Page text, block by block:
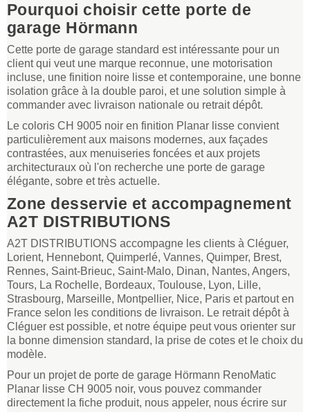
Pourquoi choisir cette porte de
garage Hörmann
Cette porte de garage standard est intéressante pour un
client qui veut une marque reconnue, une motorisation
incluse, une finition noire lisse et contemporaine, une bonne
isolation grâce à la double paroi, et une solution simple à
commander avec livraison nationale ou retrait dépôt.
Le coloris CH 9005 noir en finition Planar lisse convient
particulièrement aux maisons modernes, aux façades
contrastées, aux menuiseries foncées et aux projets
architecturaux où l'on recherche une porte de garage
élégante, sobre et très actuelle.
Zone desservie et accompagnement
A2T DISTRIBUTIONS
A2T DISTRIBUTIONS accompagne les clients à Cléguer,
Lorient, Hennebont, Quimperlé, Vannes, Quimper, Brest,
Rennes, Saint-Brieuc, Saint-Malo, Dinan, Nantes, Angers,
Tours, La Rochelle, Bordeaux, Toulouse, Lyon, Lille,
Strasbourg, Marseille, Montpellier, Nice, Paris et partout en
France selon les conditions de livraison. Le retrait dépôt à
Cléguer est possible, et notre équipe peut vous orienter sur
la bonne dimension standard, la prise de cotes et le choix du
modèle.
Pour un projet de porte de garage Hörmann RenoMatic
Planar lisse CH 9005 noir, vous pouvez commander
directement la fiche produit, nous appeler, nous écrire sur